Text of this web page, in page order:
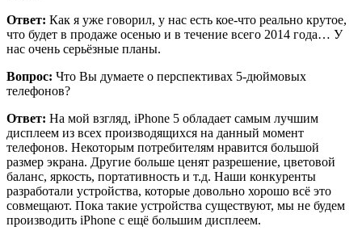
Ответ: Как я уже говорил, у нас есть кое-что реально крутое,
что будет в продаже осенью и в течение всего 2014 года… У
нас очень серьёзные планы.
Вопрос: Что Вы думаете о перспективах 5-дюймовых
телефонов?
Ответ: На мой взгляд, iPhone 5 обладает самым лучшим
дисплеем из всех производящихся на данный момент
телефонов. Некоторым потребителям нравится большой
размер экрана. Другие больше ценят разрешение, цветовой
баланс, яркость, портативность и т.д. Наши конкуренты
разработали устройства, которые довольно хорошо всё это
совмещают. Пока такие устройства существуют, мы не будем
производить iPhone с ещё большим дисплеем.